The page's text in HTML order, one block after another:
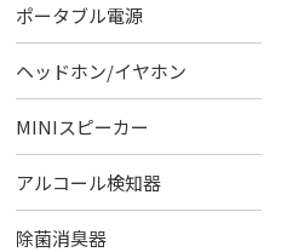
ポータブル電源
ヘッドホン/イヤホン
MINIスピーカー
アルコール検知器
除菌消臭器